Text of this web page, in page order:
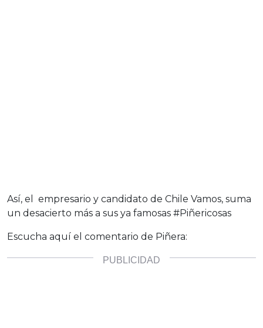
Así, el empresario y candidato de Chile Vamos, suma
un desacierto más a sus ya famosas #Piñericosas
Escucha aquí el comentario de Piñera: